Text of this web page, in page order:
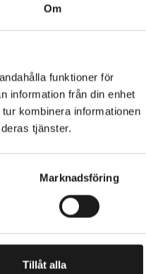
Om
funktioner för
information från din enhet
kombinera informationen
tjänster.
Marknadsföring
Tillåt alla